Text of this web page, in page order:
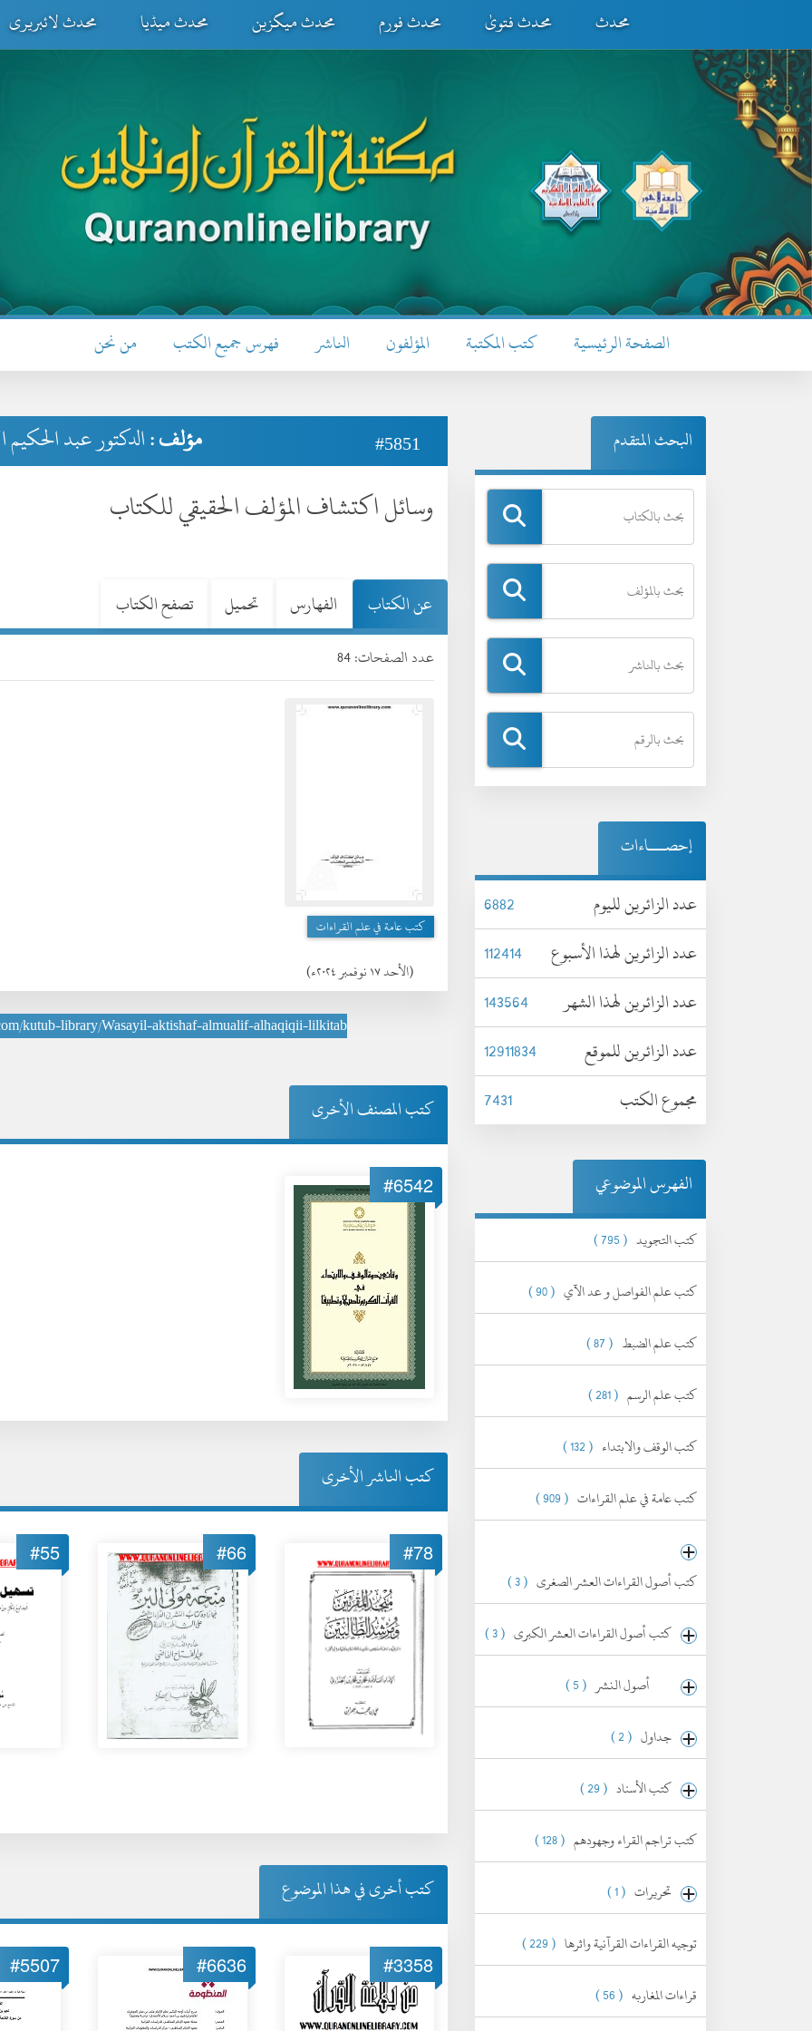
محدث محدث فتویٰ محدث فورم محدث میگزین محدث میڈیا محدث لائبریری
الصفحة الرئيسية كتب المكتبة المؤلفون الناشر فهرس جميع الكتب من نحن
#5851 مؤلف :الدكتور عبد
وسائل اكتشاف المؤلف الحقيقي للكتاب
عن الكتاب الفهارس تحميل تصفح الكتاب
عدد الصفحات: 84
(الأحد ١٧ نوفمبر ٢٠٢٤ء)
كتب عامة في علم القراءات
kutub-library/Wasayil-aktishaf-almualif-alhaqiqii-lilkitab
كتب المصنف الأخرى
#6542
كتب الناشر الأخرى
#55 #66 #78
كتب أخرى في هذا الموضوع
#5507 #6636 #3358
البحث المتقدم
إحصـــاءات
عدد الزائرين لليوم
6882
عدد الزائرين لهذا الأسبوع
112414
عدد الزائرين لهذا الشهر
143564
عدد الزائرين للموقع
12911834
مجموع الكتب
7431
الفهرس الموضوعي
كتب التجويد ( 795 )
كتب علم الفواصل و عد الآي ( 90 )
كتب علم الضبط ( 87 )
كتب علم الرسم ( 281 )
كتب الوقف والابتداء ( 132 )
كتب عامة في علم القراءات ( 909 )
كتب أصول القراءات العشر الصغرى ( 3 )
كتب أصول القراءات العشر الكبرى ( 3 )
أصول النشر ( 5 )
جداول ( 2 )
كتب الأسناد ( 29 )
كتب تراجم القراء وجهودهم ( 128 )
تحريرات ( 1 )
توجيه القراءات القرآنية واثرها ( 229 )
قراءات المغاربه ( 56 )